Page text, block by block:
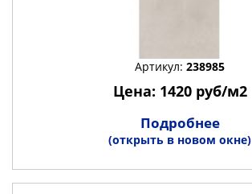
Артикул: 238985
Цена: 1420 руб/м2
Подробнее
(открыть в новом окне)